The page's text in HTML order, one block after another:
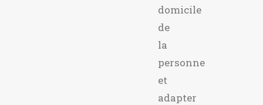
domicile
de
la
personne
et
adapter